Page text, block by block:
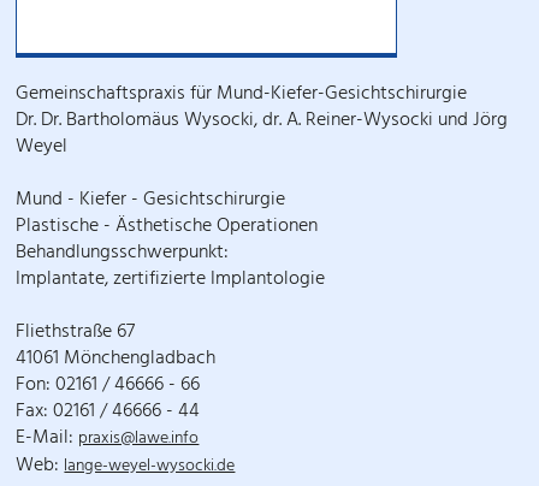
Gemeinschaftspraxis für Mund-Kiefer-Gesichtschirurgie
Dr. Dr. Bartholomäus Wysocki, dr. A. Reiner-Wysocki und Jörg
Weyel
Mund - Kiefer - Gesichtschirurgie
Plastische - Ästhetische Operationen
Behandlungsschwerpunkt:
Implantate, zertifizierte Implantologie
Fliethstraße 67
41061 Mönchengladbach
Fon: 02161 / 46666 - 66
Fax: 02161 / 46666 - 44
E-Mail: praxis@lawe.info
Web:lange-weyel-wysocki.de